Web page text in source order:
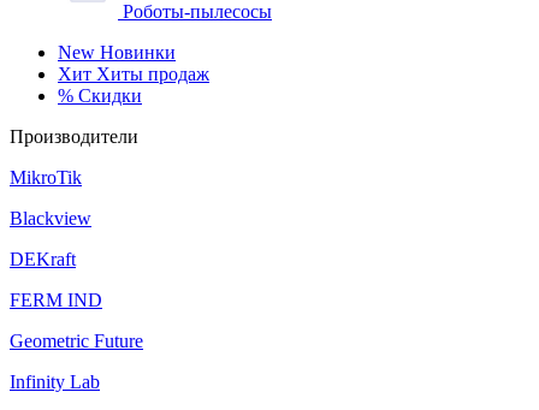
Роботы-пылесосы
New Новинки
Хит Хиты продаж
% Скидки
Производители
MikroTik
Blackview
DEKraft
FERM IND
Geometric Future
Infinity Lab